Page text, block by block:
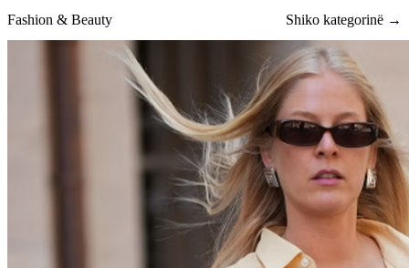
Fashion & Beauty Shiko kategorinë →